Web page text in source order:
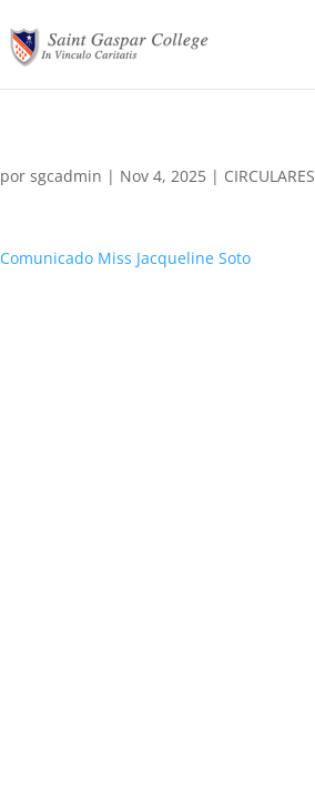
porsgcadmin | Nov 4, 2025 | CIRCULARES
Comunicado Miss Jacqueline Soto